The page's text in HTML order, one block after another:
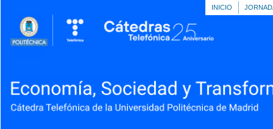
INICIO